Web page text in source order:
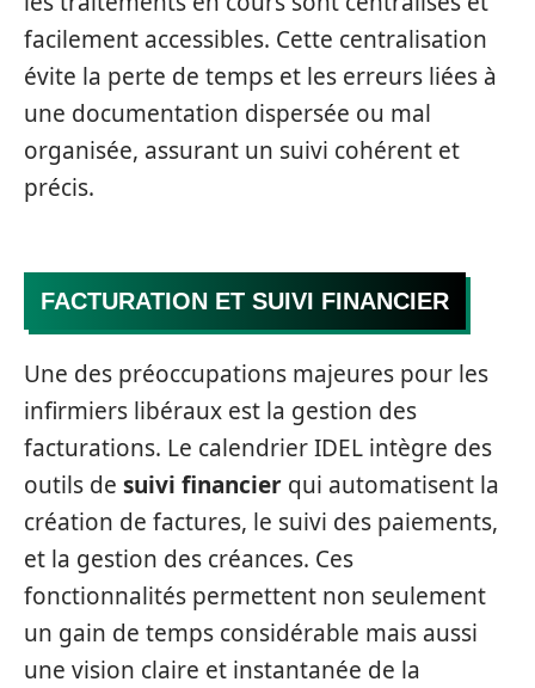
facilement accessibles. Cette centralisation
évite la perte de temps et les erreurs liées à
une documentation dispersée ou mal
organisée, assurant un suivi cohérent et
précis.
FACTURATION ET SUIVI FINANCIER
Une des préoccupations majeures pour les
infirmiers libéraux est la gestion des
facturations. Le calendrier IDEL intègre des
outils de suivi financier qui automatisent la
création de factures, le suivi des paiements,
et la gestion des créances. Ces
fonctionnalités permettent non seulement
un gain de temps considérable mais aussi
une vision claire et instantanée de la